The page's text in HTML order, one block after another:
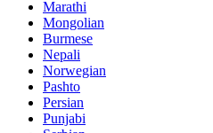
Marathi
Mongolian
Burmese
Nepali
Norwegian
Pashto
Persian
Punjabi